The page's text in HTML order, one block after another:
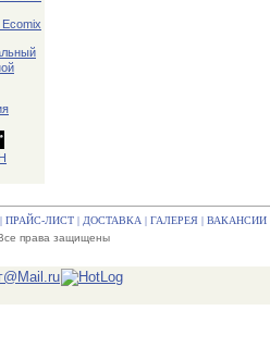
Ecomix
| ПРАЙС-ЛИСТ | ДОСТАВКА | ГАЛЕРЕЯ | ВАКАНСИИ
права защищены